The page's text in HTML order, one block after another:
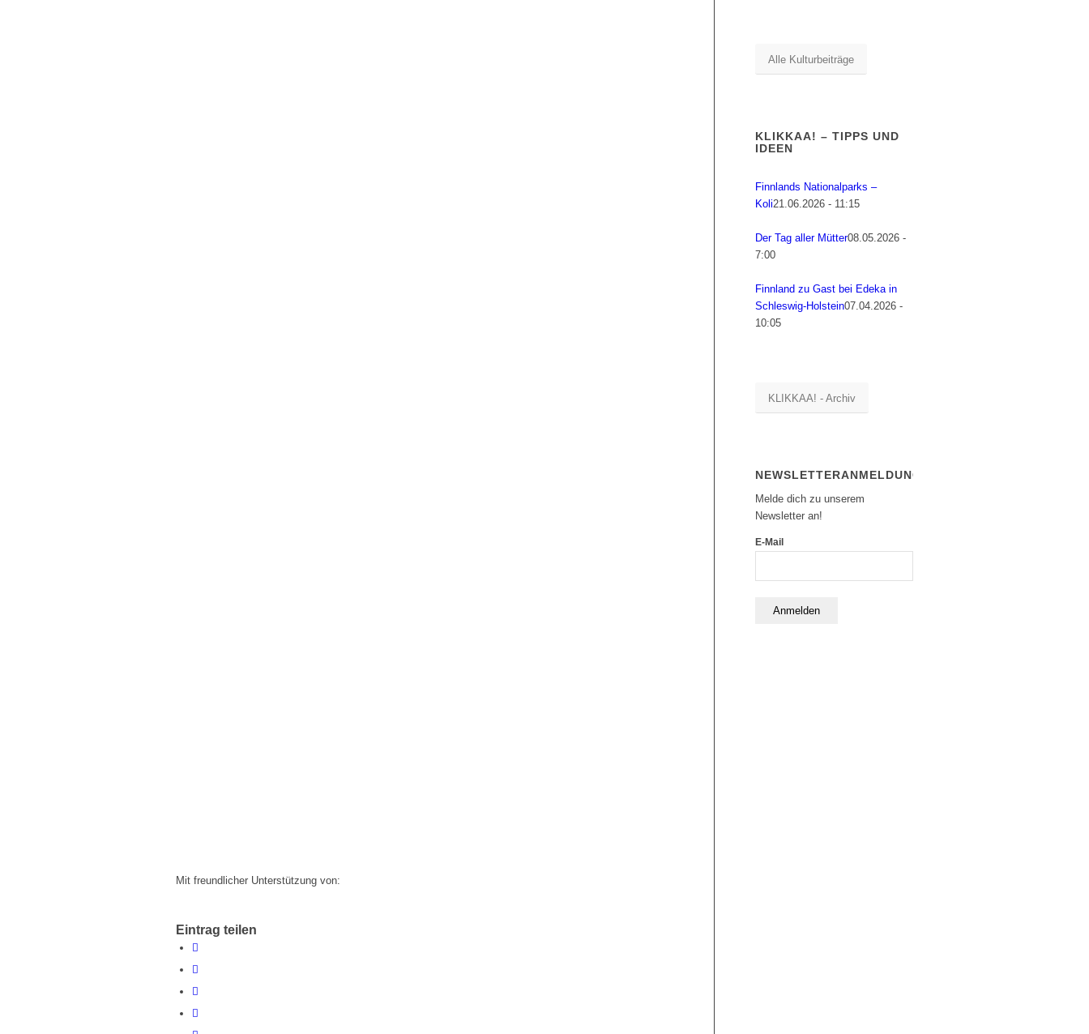
Mit freundlicher Unterstützung von:
Eintrag teilen
Alle Kulturbeiträge
KLIKKAA! – TIPPS UND
IDEEN
Finnlands Nationalparks –
Koli21.06.2026 - 11:15
Der Tag aller Mütter08.05.2026 -
7:00
Finnland zu Gast bei Edeka in
Schleswig-Holstein07.04.2026 -
10:05
KLIKKAA! - Archiv
NEWSLETTERANMELDUNG
Melde dich zu unserem
Newsletter an!
E-Mail
Anmelden